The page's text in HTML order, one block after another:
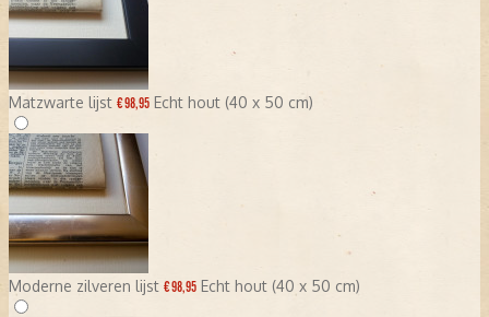
Matzwarte lijst € 98,95 Echt hout (40 x 50 cm)
Moderne zilveren lijst € 98,95 Echt hout (40 x 50 cm)